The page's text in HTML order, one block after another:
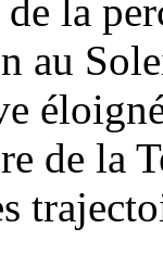
la
au
de la